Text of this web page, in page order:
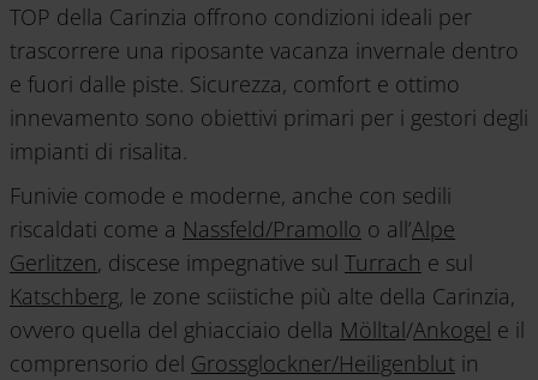
TOP della Carinzia offrono condizioni ideali per
trascorrere una riposante vacanza invernale dentro
e fuori dalle piste. Sicurezza, comfort e ottimo
innevamento sono obiettivi primari per i gestori degli
impianti di risalita.
Funivie comode e moderne, anche con sedili
riscaldati come a Nassfeld/Pramollo o all’Alpe
Gerlitzen, discese impegnative sul Turrach e sul
Katschberg, le zone sciistiche più alte della Carinzia,
ovvero quella del ghiacciaio della Mölltal/Ankogel e il
comprensorio del Grossglockner/Heiligenblut in